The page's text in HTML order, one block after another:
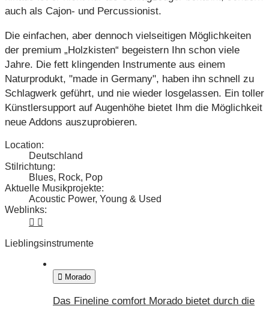
auch als Cajon- und Percussionist.
Die einfachen, aber dennoch vielseitigen Möglichkeiten
der premium „Holzkisten“ begeistern Ihn schon viele
Jahre. Die fett klingenden Instrumente aus einem
Naturprodukt, "made in Germany", haben ihn schnell zu
Schlagwerk geführt, und nie wieder losgelassen. Ein toller
Künstlersupport auf Augenhöhe bietet Ihm die Möglichkeit
neue Addons auszuprobieren.
Location:
Deutschland
Stilrichtung:
Blues, Rock, Pop
Aktuelle Musikprojekte:
Acoustic Power, Young & Used
Weblinks:
Lieblingsinstrumente
Morado
Das Fineline comfort Morado bietet durch die